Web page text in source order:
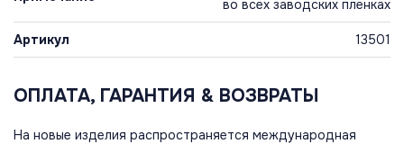
во всех заводских пленках
Артикул 13501
ОПЛАТА, ГАРАНТИЯ & ВОЗВРАТЫ
На новые изделия распространяется международная